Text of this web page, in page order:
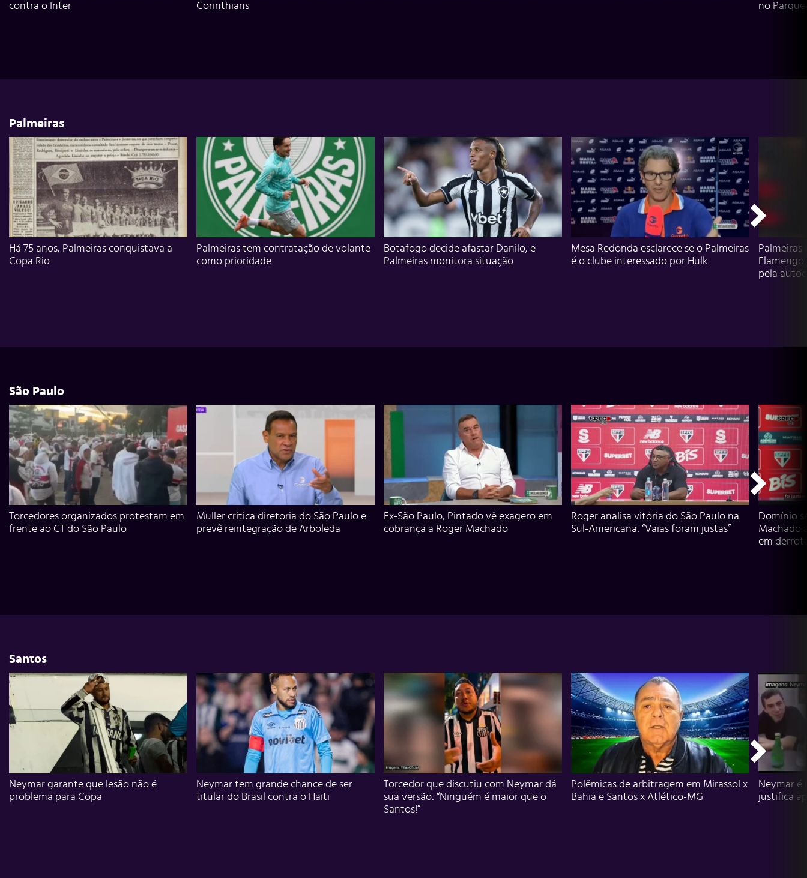
contra o Inter
Corinthians
no Parque
Palmeiras
Há 75 anos, Palmeiras conquistava a
Copa Rio
Palmeiras tem contratação de volante
como prioridade
Botafogo decide afastar Danilo, e
Palmeiras monitora situação
Mesa Redonda esclarece se o Palmeiras
é o clube interessado por Hulk
Flamengo
pela
São Paulo
Torcedores organizados protestam em
frente ao CT do São Paulo
Muller critica diretoria do São Paulo e
prevê reintegração de Arboleda
Ex-São Paulo, Pintado vê exagero em
cobrança a Roger Machado
Roger analisa vitória do São Paulo na
Sul-Americana: “Vaias foram justas”
Domínio
Machado
em
Santos
Neymar garante que lesão não é
problema para Copa
Neymar tem grande chance de ser
titular do Brasil contra o Haiti
Torcedor que discutiu com Neymar dá
sua versão: “Ninguém é maior que o
Santos!”
Polêmicas de arbitragem em Mirassol x
Bahia e Santos x Atlético-MG
Neymar é
justifica